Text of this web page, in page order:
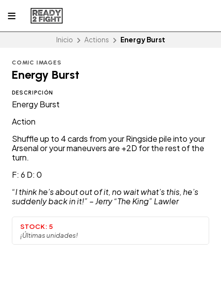
Inicio Actions Energy Burst
COMIC IMAGES
Energy Burst
DESCRIPCIÓN
Energy Burst
Action
Shuffle up to 4 cards from your Ringside pile into your
Arsenal or your maneuvers are +2D for the rest of the
turn.
F: 6 D: 0
“I think he’s about out of it, no wait what’s this, he’s
suddenly back in it!” – Jerry “The King” Lawler
STOCK: 5
¡Últimas unidades!